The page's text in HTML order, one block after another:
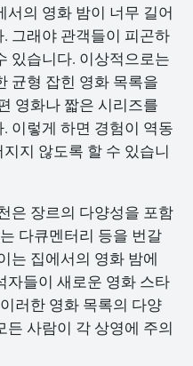
의 영화 밤이 너무 길어
그래야 관객들이 피곤하
있습니다. 이상적으로는
균형 잡힌 영화 목록을
영화나 짧은 시리즈를
이렇게 하면 경험이 역동
지 않도록 할 수 있습니
은 장르의 다양성을 포함
다큐멘터리 등을 번갈
는 집에서의 영화 밤에
자들이 새로운 영화 스타
러한 영화 목록의 다양
사람이 각 상영에 주의